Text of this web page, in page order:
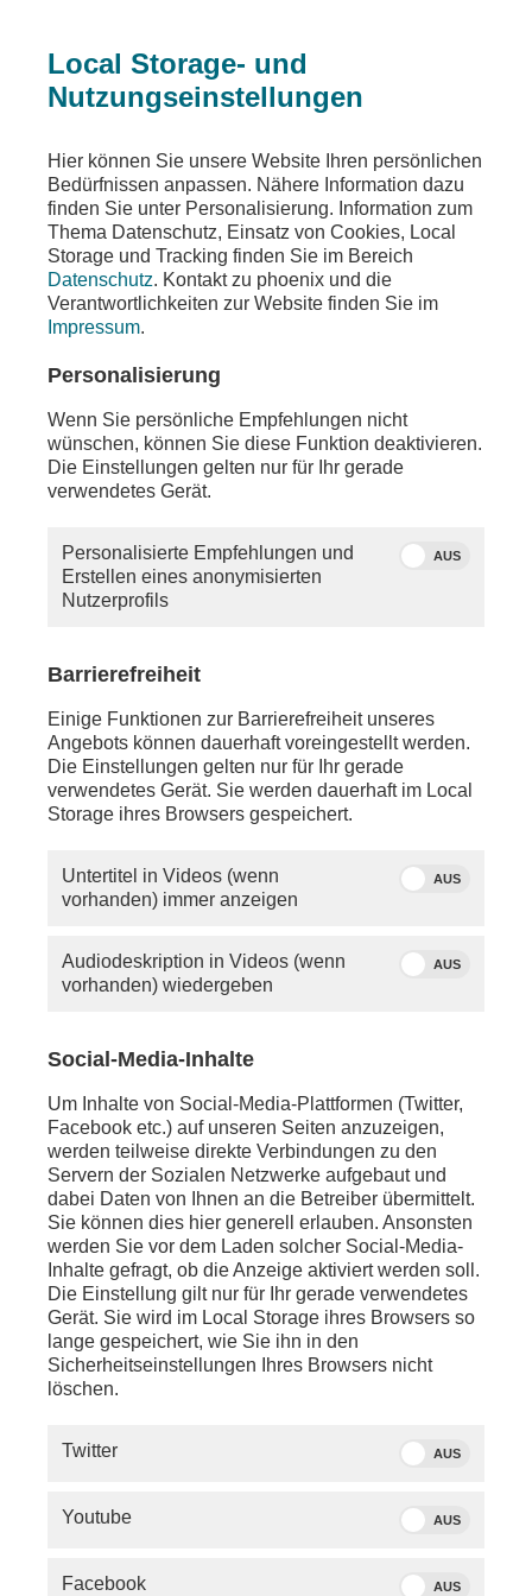
Ein Fehler ist aufgetreten
Die angeforderte Seite wurde nicht gefunden
Die von Ihnen gewünschten Inhalte sind unter der
aufgerufenen Adresse nicht oder auch nicht mehr
vorhanden. Möglicherweise haben Sie einen
veralteten Link oder ein altes Lesezeichen
Besuchen Sie unsereHomepage, um sich über
unser aktuelles Angebot zu informieren.
schreiben Sie uns eineE-Mail.
Sie vermissen einen Beitrag? Aufgrund der
PHOENIX.online viele Beiträge nicht mehr so lange
SERVICE
Local Storage- und
Nutzungseinstellungen
Hier können Sie unsere Website Ihren persönlichen
Bedürfnissen anpassen. Nähere Information dazu
finden Sie unter Personalisierung. Information zum
Thema Datenschutz, Einsatz von Cookies, Local
Storage und Tracking finden Sie im Bereich
Datenschutz. Kontakt zu phoenix und die
Verantwortlichkeiten zur Website finden Sie im
Impressum.
Personalisierung
Wenn Sie persönliche Empfehlungen nicht
wünschen, können Sie diese Funktion deaktivieren.
Die Einstellungen gelten nur für Ihr gerade
verwendetes Gerät.
Personalisierte Empfehlungen und
Erstellen eines anonymisierten
Nutzerprofils
AUS
Barrierefreiheit
Einige Funktionen zur Barrierefreiheit unseres
Angebots können dauerhaft voreingestellt werden.
Die Einstellungen gelten nur für Ihr gerade
verwendetes Gerät. Sie werden dauerhaft im Local
Storage ihres Browsers gespeichert.
Untertitel in Videos (wenn
vorhanden) immer anzeigen
AUS
Audiodeskription in Videos (wenn
vorhanden) wiedergeben
AUS
Social-Media-Inhalte
Um Inhalte von Social-Media-Plattformen (Twitter,
Facebook etc.) auf unseren Seiten anzuzeigen,
werden teilweise direkte Verbindungen zu den
Servern der Sozialen Netzwerke aufgebaut und
dabei Daten von Ihnen an die Betreiber übermittelt.
Sie können dies hier generell erlauben. Ansonsten
werden Sie vor dem Laden solcher Social-Media-
Inhalte gefragt, ob die Anzeige aktiviert werden soll.
Die Einstellung gilt nur für Ihr gerade verwendetes
Gerät. Sie wird im Local Storage ihres Browsers so
lange gespeichert, wie Sie ihn in den
Sicherheitseinstellungen Ihres Browsers nicht
löschen.
Twitter AUS
Youtube AUS
Facebook AUS